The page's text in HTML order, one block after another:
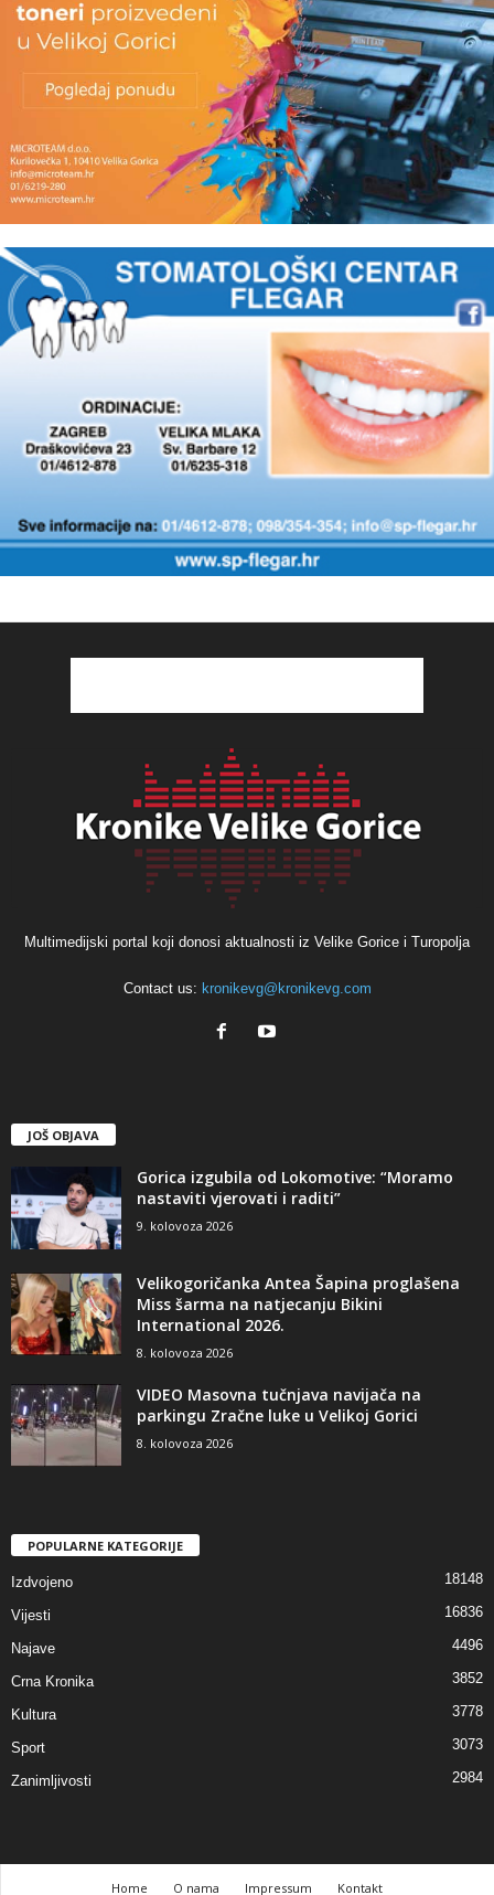
Multimedijski portal koji donosi aktualnosti iz Velike Gorice i Turopolja
Contact us: kronikevg@kronikevg.com
JOŠ OBJAVA
Gorica izgubila od Lokomotive: “Moramo
nastaviti vjerovati i raditi”
9. kolovoza 2026
Velikogoričanka Antea Šapina proglašena
Miss šarma na natjecanju Bikini
International 2026.
8. kolovoza 2026
VIDEO Masovna tučnjava navijača na
parkingu Zračne luke u Velikoj Gorici
8. kolovoza 2026
POPULARNE KATEGORIJE
Izdvojeno 18148
Vijesti 16836
Najave 4496
Crna Kronika 3852
Kultura 3778
Sport 3073
Zanimljivosti 2984
Home O nama Impressum Kontakt